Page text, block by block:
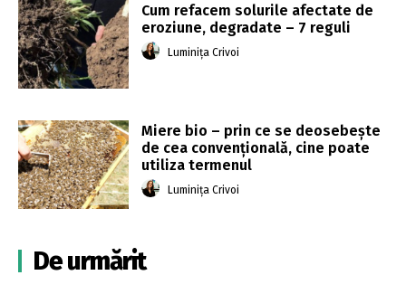
Cum refacem solurile afectate de
eroziune, degradate – 7 reguli
Luminița Crivoi
Miere bio – prin ce se deosebește
de cea convențională, cine poate
utiliza termenul
Luminița Crivoi
De urmărit